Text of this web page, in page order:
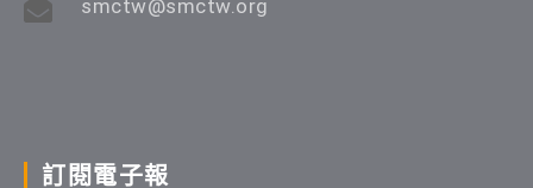
smctw@smctw.org
訂閱電子報